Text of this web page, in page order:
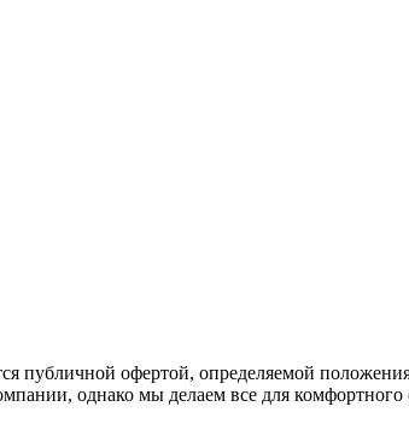
публичной офертой, определяемой
однако мы делаем все для